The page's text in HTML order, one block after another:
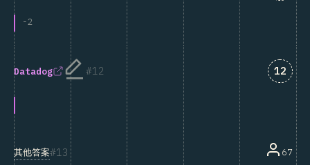
-2
12
Datadog 匹配
12
13
其他答案 67